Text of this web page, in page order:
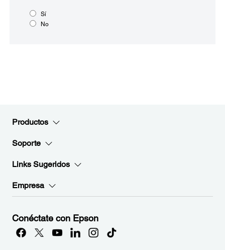
Sí
No
Productos
Soporte
Links Sugeridos
Empresa
Conéctate con Epson